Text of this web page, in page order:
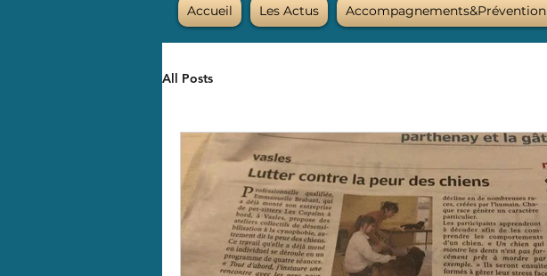
Accueil Les Actus Accompagnements&Prévention
All Posts